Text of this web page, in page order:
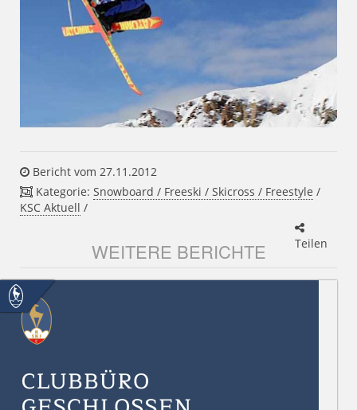
Bericht vom 27.11.2012
Kategorie: Snowboard / Freeski / Skicross / Freestyle /
KSC Aktuell /
Teilen
WEITERE BERICHTE